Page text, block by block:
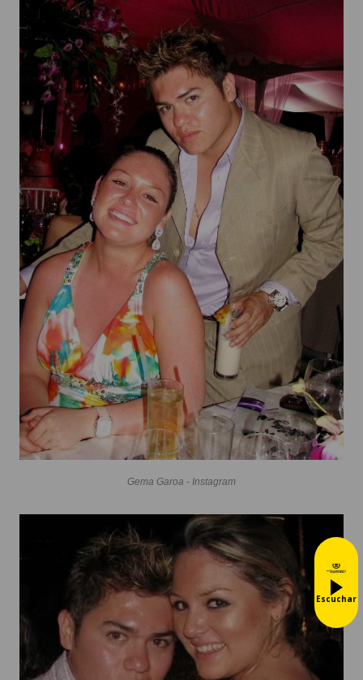
Gema Garoa - Instagram
Escuchar